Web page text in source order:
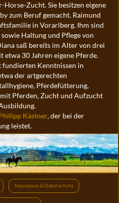
Zucht. Sie besitzen eigene
zum Beruf gemacht. Raimund
in Vorarlberg. Ihm sind
Haltung und Pflege von
saß bereits im Alter von drei
etwa 30 Jahren eigene Pferde.
fundierten Kenntnissen in
der artgerechten
Pferdefütterung,
Pferden, Zucht und Aufzucht
Kästner, der bei der
leistet.
Impressum & Datenschutz